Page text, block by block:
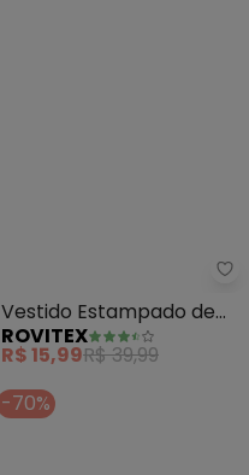
Vestido Estampado de
Alcinha Biju Kids (Azul)
ROVITEX
R$ 15,99R$ 39,99
-70%